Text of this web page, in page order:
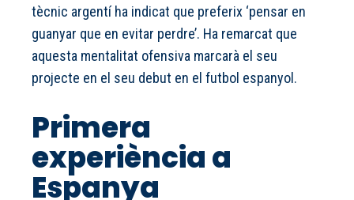
tècnic argentí ha indicat que preferix ‘pensar en
guanyar que en evitar perdre’. Ha remarcat que
aquesta mentalitat ofensiva marcarà el seu
projecte en el seu debut en el futbol espanyol.
Primera
experiència a
Espanya